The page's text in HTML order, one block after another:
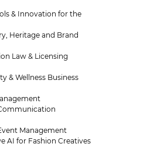
& Innovation for the
Heritage and Brand
Law & Licensing
& Wellness Business
Management
AI for Fashion Creatives